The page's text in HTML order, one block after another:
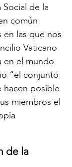
de la
común
las que nos
Vaticano
en el mundo
“el conjunto
hacen posible
miembros el
de la